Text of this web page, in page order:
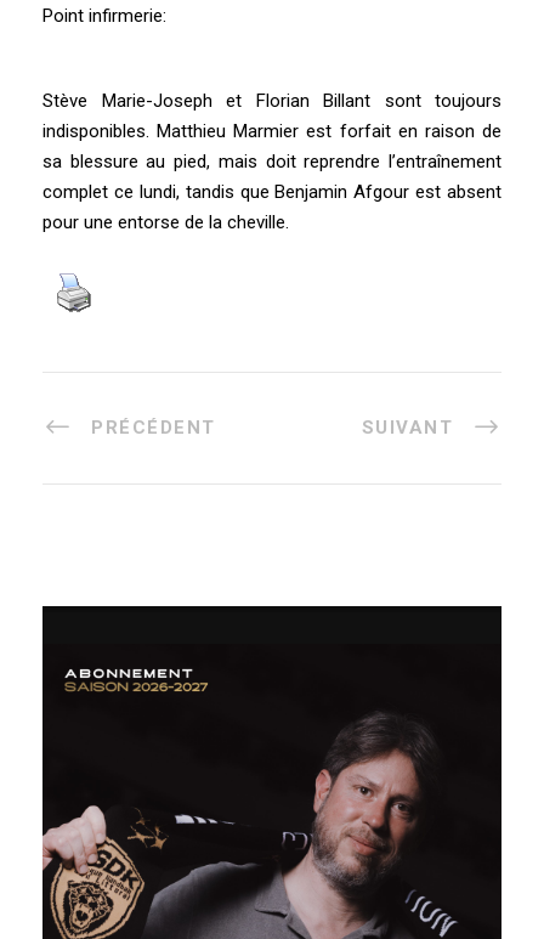
Point infirmerie:
Stève Marie-Joseph et Florian Billant sont toujours
indisponibles. Matthieu Marmier est forfait en raison de
sa blessure au pied, mais doit reprendre l’entraînement
complet ce lundi, tandis que Benjamin Afgour est absent
pour une entorse de la cheville.
PRÉCÉDENT SUIVANT